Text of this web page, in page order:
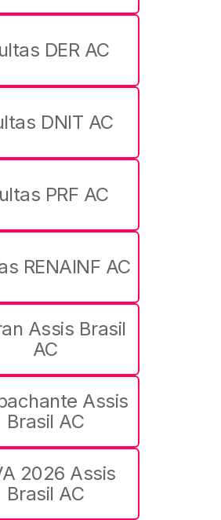
DER AC
DNIT AC
PRF AC
RENAINF AC
Assis Brasil
AC
Assis
Brasil AC
2026 Assis
Brasil AC